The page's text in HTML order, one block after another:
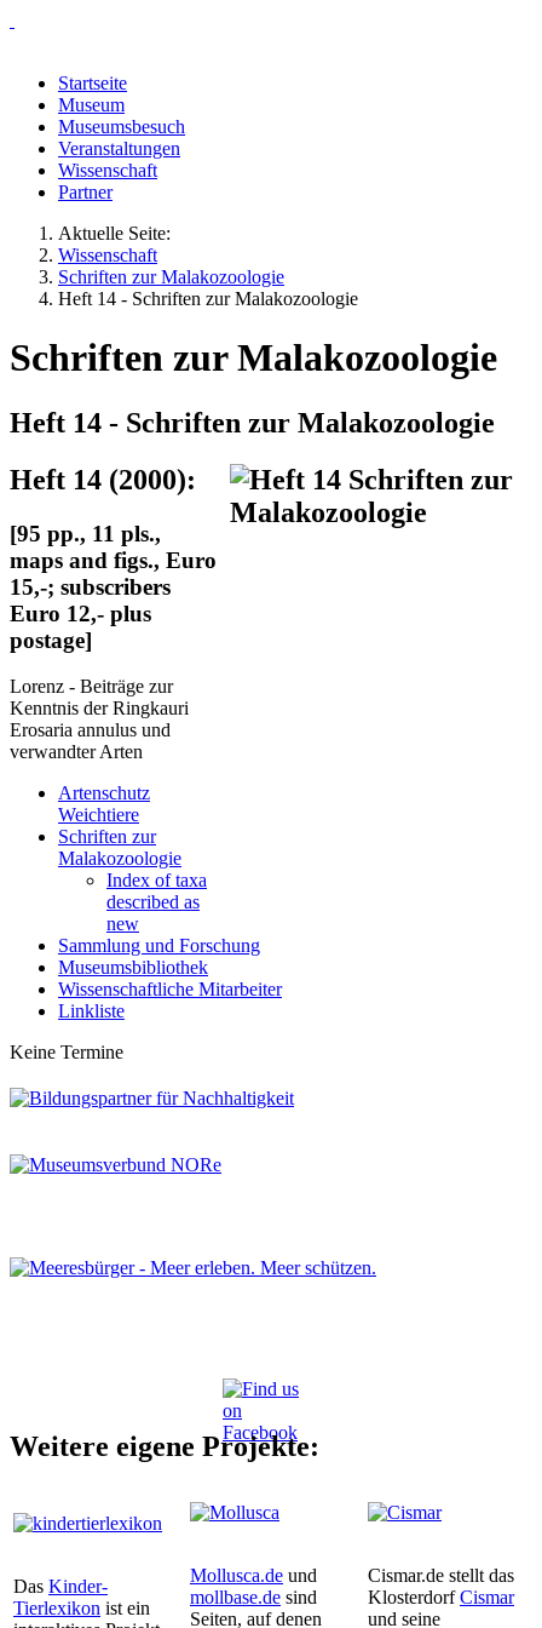
Startseite
Museum
Museumsbesuch
Veranstaltungen
Wissenschaft
Partner
Aktuelle Seite:
Wissenschaft
Schriften zur Malakozoologie
Heft 14 - Schriften zur Malakozoologie
Schriften zur Malakozoologie
Heft 14 - Schriften zur Malakozoologie
Heft 14 (2000):
[95 pp., 11 pls.,
maps and figs., Euro
15,-; subscribers
Euro 12,- plus
postage]
Lorenz - Beiträge zur
Kenntnis der Ringkauri
Erosaria annulus und
verwandter Arten
Artenschutz
Weichtiere
Schriften zur
Malakozoologie
Index of taxa
described as
new
Sammlung und Forschung
Museumsbibliothek
Wissenschaftliche Mitarbeiter
Linkliste
Keine Termine
Weitere eigene Projekte:
Das Kinder-
Tierlexikon ist ein
Mollusca.de und
mollbase.de sind
Seiten, auf denen
Cismar.de stellt das
KlosterdorfCismar
und seine